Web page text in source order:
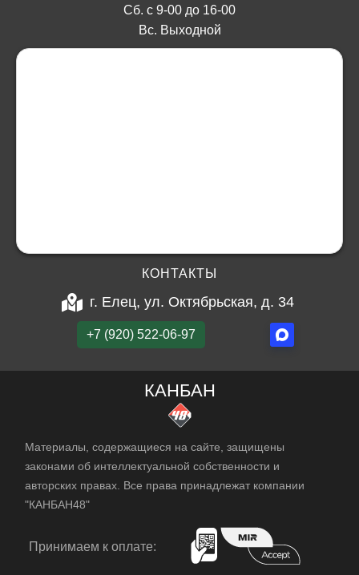
Сб. с 9-00 до 16-00
Вс. Выходной
КОНТАКТЫ
г. Елец, ул. Октябрьская, д. 34
+7 (920) 522-06-97
КАНБАН
Материалы, содержащиеся на сайте, защищены
законами об интеллектуальной собственности и
авторских правах. Все права принадлежат компании
"КАНБАН48"
Принимаем к оплате: